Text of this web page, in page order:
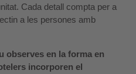
Cada detall compta per a
a les persones amb
observes en la forma en
incorporen el